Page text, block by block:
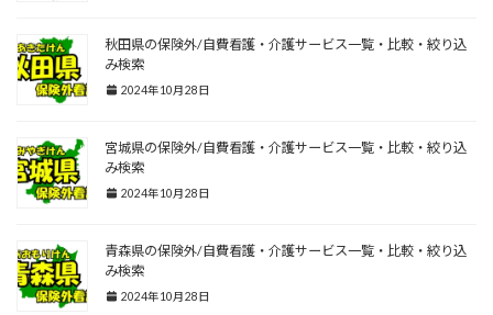
秋田県の保険外/自費看護・介護サービス一覧・比較・絞り込
み検索
2024年10月28日
宮城県の保険外/自費看護・介護サービス一覧・比較・絞り込
み検索
2024年10月28日
青森県の保険外/自費看護・介護サービス一覧・比較・絞り込
み検索
2024年10月28日